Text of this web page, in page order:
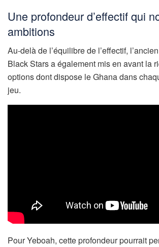
Une profondeur d’effectif qui
ambitions
Au-delà de l’équilibre de l’effectif,
Black Stars a également mis en avant la
options dont dispose le Ghana dans
jeu.
Pour Yeboah, cette profondeur pourrait